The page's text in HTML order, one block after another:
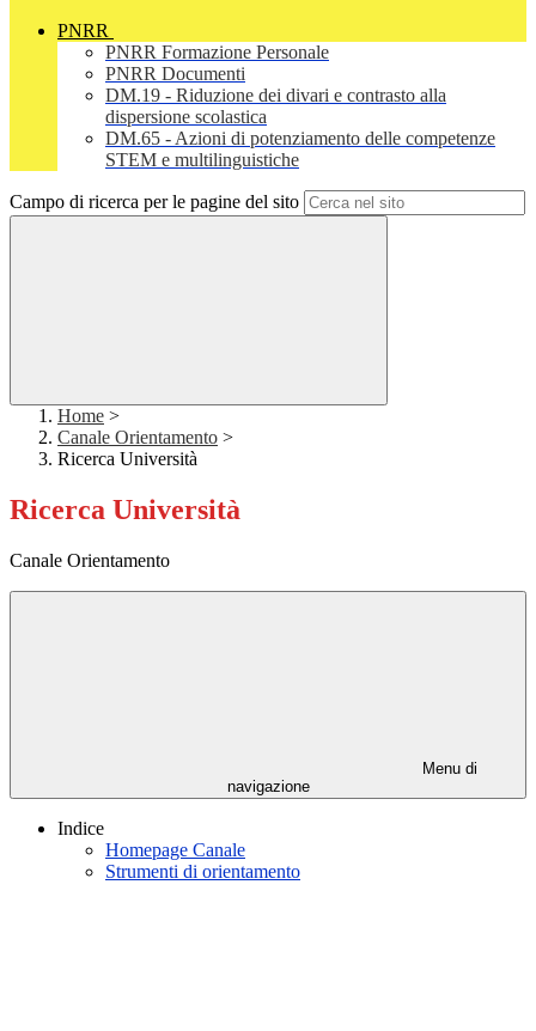
PNRR
PNRR Formazione Personale
PNRR Documenti
DM.19 - Riduzione dei divari e contrasto alla
dispersione scolastica
DM.65 - Azioni di potenziamento delle competenze
STEM e multilinguistiche
Campo di ricerca per le pagine del sito
Home >
Canale Orientamento >
Ricerca Università
Ricerca Università
Canale Orientamento
Menu di
navigazione
Indice
Homepage Canale
Strumenti di orientamento